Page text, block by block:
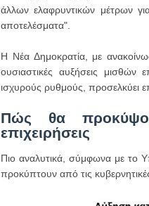
άλλων ελαφρυντικών μέτρων
αποτελέσματα".
Η Νέα Δημοκρατία, με
ουσιαστικές αυξήσεις μισθών
ισχυρούς ρυθμούς, προσελκύει
Πώς θα
επιχειρήσεις
Πιο αναλυτικά, σύμφωνα με το
προκύπτουν από τις